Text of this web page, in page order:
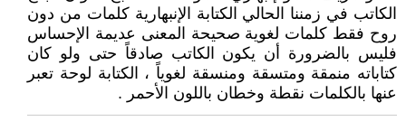
الكاتب في زمننا الحالي الكتابة الإنبهارية كلمات من دون
روح فقط كلمات لغوية صحيحة المعنى عديمة الإحساس
فليس بالضرورة أن يكون الكاتب صادقاً حتى ولو كان
كتاباته منمقة ومتسقة ومنسقة لغوياً ، الكتابة لوحة تعبر
عنها بالكلمات نقطة وخطان باللون الأحمر .